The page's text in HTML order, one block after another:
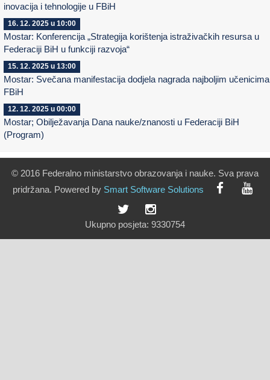
inovacija i tehnologije u FBiH
16. 12. 2025 u 10:00
Mostar: Konferencija „Strategija korištenja istraživačkih resursa u
Federaciji BiH u funkciji razvoja“
15. 12. 2025 u 13:00
Mostar: Svečana manifestacija dodjela nagrada najboljim
FBiH
12. 12. 2025 u 00:00
Mostar; Obilježavanja Dana nauke/znanosti u Federaciji BiH
(Program)
© 2016 Federalno ministarstvo obrazovanja i nauke. Sva prava
pridržana. Powered by Smart Software Solutions
Ukupno posjeta: 9330754